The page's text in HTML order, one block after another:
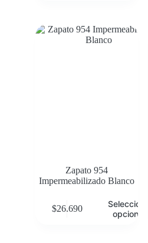
Zapato 954
Impermeabilizado Blanco
$26.690
Seleccionar
opciones